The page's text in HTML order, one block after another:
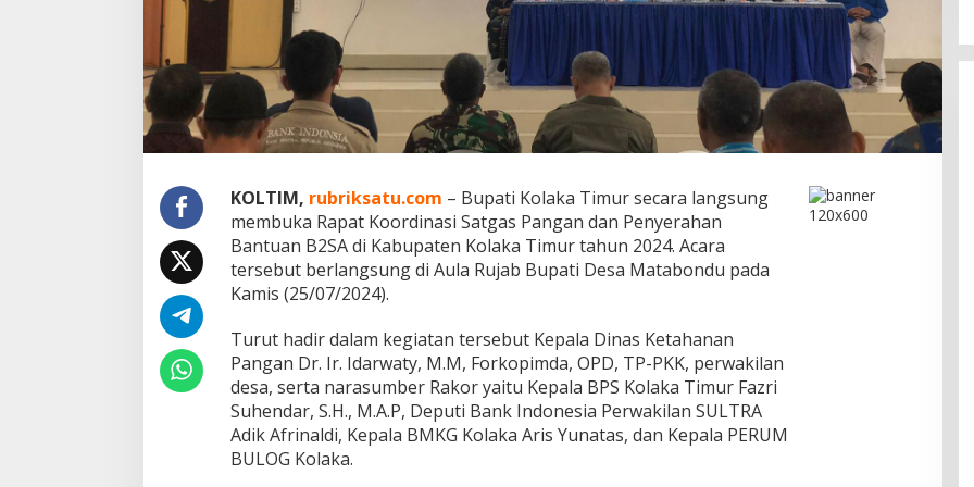
i
g
a
s
n
g
a
n
d
a
P
e
n
y
e
r
a
KOLTIM, rubriksatu.com – Bupati Kolaka Timur secara langsung
membuka Rapat Koordinasi Satgas Pangan dan Penyerahan
Bantuan B2SA di Kabupaten Kolaka Timur tahun 2024. Acara
tersebut berlangsung di Aula Rujab Bupati Desa Matabondu pada
Kamis (25/07/2024).
Turut hadir dalam kegiatan tersebut Kepala Dinas Ketahanan
Pangan Dr. Ir. Idarwaty, M.M, Forkopimda, OPD, TP-PKK, perwakilan
desa, serta narasumber Rakor yaitu Kepala BPS Kolaka Timur Fazri
Suhendar, S.H., M.A.P, Deputi Bank Indonesia Perwakilan SULTRA
Adik Afrinaldi, Kepala BMKG Kolaka Aris Yunatas, dan Kepala PERUM
BULOG Kolaka.